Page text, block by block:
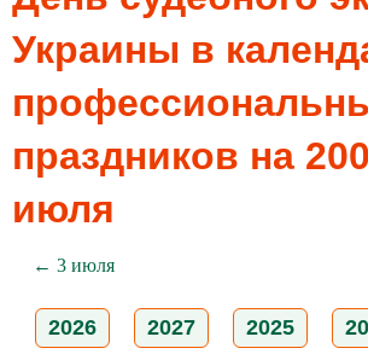
Украины в
праздников на
июля
← 3 июля
2026 2027 2025